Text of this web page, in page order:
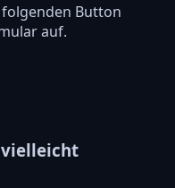
Button
auf.
vielleicht